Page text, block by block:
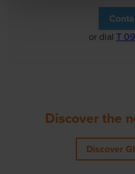
or dial T
Discover the
Discover